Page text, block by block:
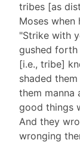
tribes [as
Moses
"Strike with
gushed
[i.e., tribe]
shaded
them manna
good things
And they
wronging